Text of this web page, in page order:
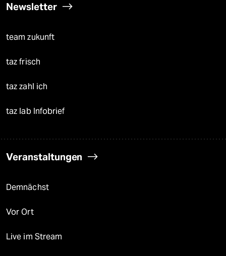
Newsletter
team zukunft
taz frisch
taz zahl ich
taz lab Infobrief
Veranstaltungen
Demnächst
Vor Ort
Live im Stream